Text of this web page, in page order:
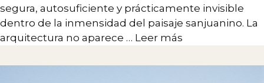
segura, autosuficiente y prácticamente invisible
dentro de la inmensidad del paisaje sanjuanino. La
arquitectura no aparece … Leer más